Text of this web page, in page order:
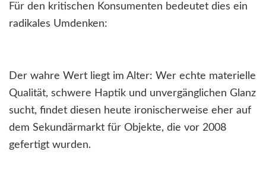
Für den kritischen Konsumenten bedeutet dies ein
radikales Umdenken:
Der wahre Wert liegt im Alter: Wer echte materielle
Qualität, schwere Haptik und unvergänglichen Glanz
sucht, findet diesen heute ironischerweise eher auf
dem Sekundärmarkt für Objekte, die vor 2008
gefertigt wurden.